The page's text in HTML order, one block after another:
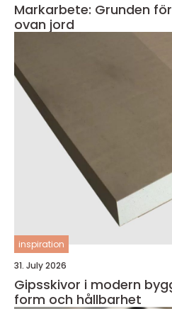
Markarbete: Grunden
ovan jord
inspiration
31. July 2026
Gipsskivor i modern
form och hållbarhet